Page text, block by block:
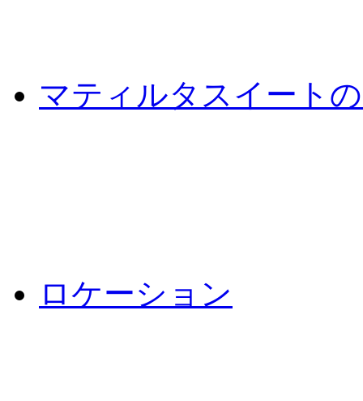
マティルタスイート
ロケーション